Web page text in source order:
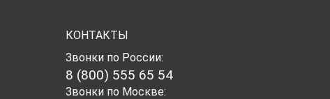
КОНТАКТЫ
Звонки по России:
8 (800) 555 65 54
Звонки по Москве: